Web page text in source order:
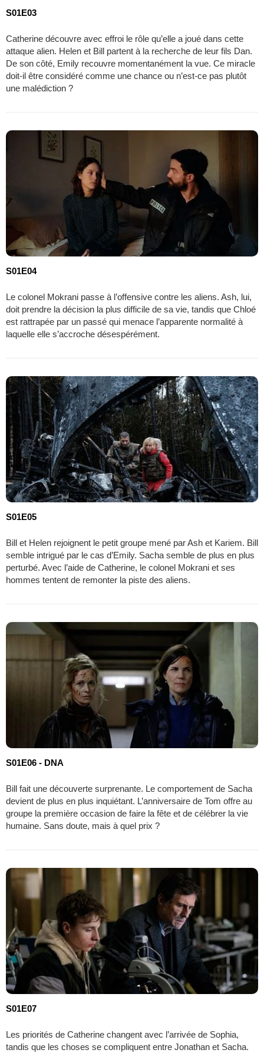
S01E03
Catherine découvre avec effroi le rôle qu’elle a joué dans cette
attaque alien. Helen et Bill partent à la recherche de leur fils Dan.
De son côté, Emily recouvre momentanément la vue. Ce miracle
doit-il être considéré comme une chance ou n’est-ce pas plutôt
une malédiction ?
S01E04
Le colonel Mokrani passe à l’offensive contre les aliens. Ash, lui,
doit prendre la décision la plus difficile de sa vie, tandis que Chloé
est rattrapée par un passé qui menace l’apparente normalité à
laquelle elle s’accroche désespérément.
S01E05
Bill et Helen rejoignent le petit groupe mené par Ash et Kariem. Bill
semble intrigué par le cas d’Emily. Sacha semble de plus en plus
perturbé. Avec l’aide de Catherine, le colonel Mokrani et ses
hommes tentent de remonter la piste des aliens.
S01E06 - DNA
Bill fait une découverte surprenante. Le comportement de Sacha
devient de plus en plus inquiétant. L’anniversaire de Tom offre au
groupe la première occasion de faire la fête et de célébrer la vie
humaine. Sans doute, mais à quel prix ?
S01E07
Les priorités de Catherine changent avec l’arrivée de Sophia,
tandis que les choses se compliquent entre Jonathan et Sacha.